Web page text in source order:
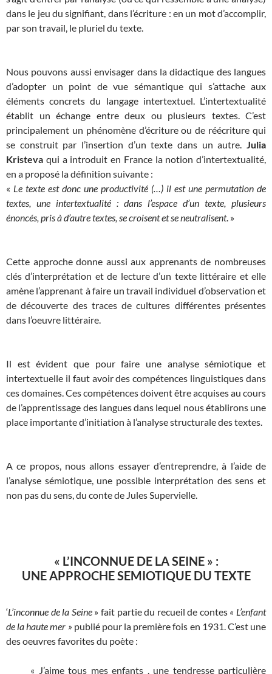
dans le jeu du signifiant, dans l’écriture : en un mot d’accomplir,
par son travail, le pluriel du texte.
Nous pouvons aussi envisager dans la didactique des langues
d’adopter un point de vue sémantique qui s’attache aux
éléments concrets du langage intertextuel. L’intertextualité
établit un échange entre deux ou plusieurs textes. C’est
principalement un phénomène d’écriture ou de réécriture qui
se construit par l’insertion d’un texte dans un autre. Julia
Kristeva qui a introduit en France la notion d’intertextualité,
en a proposé la définition suivante :
« Le texte est donc une productivité (…) il est une permutation de
textes, une intertextualité : dans l’espace d’un texte, plusieurs
énoncés, pris à d’autre textes, se croisent et se neutralisent. »
Cette approche donne aussi aux apprenants de nombreuses
clés d’interprétation et de lecture d’un texte littéraire et elle
amène l’apprenant à faire un travail individuel d’observation et
de découverte des traces de cultures différentes présentes
dans l’oeuvre littéraire.
Il est évident que pour faire une analyse sémiotique et
intertextuelle il faut avoir des compétences linguistiques dans
ces domaines. Ces compétences doivent être acquises au cours
de l’apprentissage des langues dans lequel nous établirons une
place importante d’initiation à l’analyse structurale des textes.
A ce propos, nous allons essayer d’entreprendre, à l’aide de
l’analyse sémiotique, une possible interprétation des sens et
non pas du sens, du conte de Jules Supervielle.
« L’INCONNUE DE LA SEINE » :
UNE APPROCHE SEMIOTIQUE DU TEXTE
‘L’inconnue de la Seine» fait partie du recueil de contes « L’enfant
de la haute mer » publié pour la première fois en 1931. C’est une
des oeuvres favorites du poète :
« J’aime tous mes enfants . une tendresse particulière